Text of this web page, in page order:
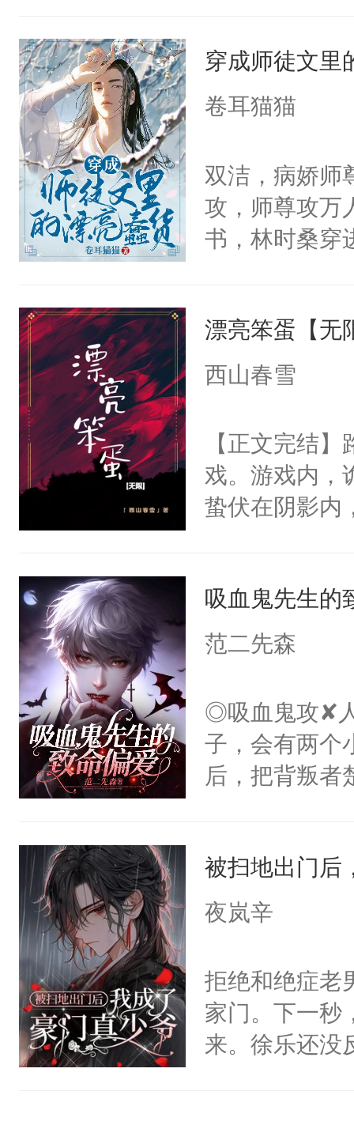
本来只想成家
只对他温柔
至恶鬼神×冷
只为你，守尽
你，才拥有家
人×最强鬼神
的！”反抗无
香哪了？魔修
照我。抢不走
月！”乌祝灵问
答：“你，九
身一变，成
操，师尊苦修
似恋爱脑。乌
共单身了三百
有车，收入
眼：“先把你
白了再说！”
穿成师徒文里
卷耳猫猫
双洁，病娇师
攻，师尊攻万
书，林时桑穿
人。生得面若
怜，我见犹怜
玩弄他，将
个徒儿，也
桑手拿救赎剧
所有人的前面
发红，边咳血
说:“好阿时
他帮，先把手
是一个彻头彻
有三观，又疯
时桑泪流满面
跑？那把骨头
漂亮笨蛋【无
西山春雪
【正文完结
戏。游戏内，
蛰伏在阴影内
有过人的智慧
处。就在他
杳：……咦？
杳：……什、
路杳被叼住后
再哭两句听听
他越哭，就越
呜，我的逃生
吸血鬼先生的
范二先森
◎吸血鬼攻✘
子，会有两个
后，把背叛者
睡的这些年，
痛失两人爱
你回来。”♡
（在正文66
『夜隧✘白则
完肤后，白则
被扫地出门后
夜岚辛
拒绝和绝症老
家门。下一秒
来。徐乐还没